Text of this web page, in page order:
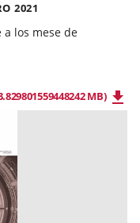
2021
los mese de
MB)